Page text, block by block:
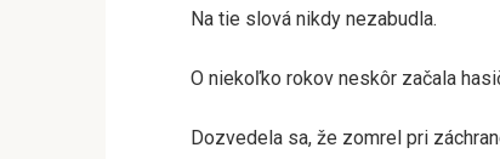
Na tie slová nikdy nezabudla.
O niekoľko rokov neskôr začala
Dozvedela sa, že zomrel pri